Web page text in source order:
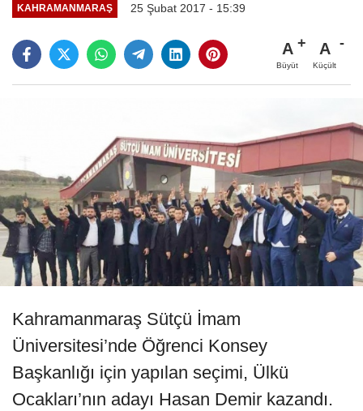
KAHRAMANMARAŞ 25 Şubat 2017 - 15:39
A
Büyüt
A
Küçült
Kahramanmaraş Sütçü İmam
Üniversitesi’nde Öğrenci Konsey
Başkanlığı için yapılan seçimi, Ülkü
Ocakları’nın adayı Hasan Demir kazandı.